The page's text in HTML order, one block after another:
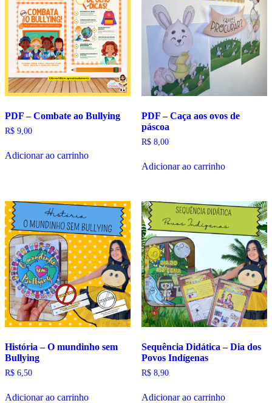
PDF – Combate ao Bullying
R$ 9,00
Adicionar ao carrinho
PDF – Caça aos ovos de
páscoa
R$8,00
Adicionar ao carrinho
História – O mundinho sem
Bullying
R$ 6,50
Adicionar ao carrinho
Sequência Didática – Dia dos
Povos Indígenas
R$8,90
Adicionar ao carrinho